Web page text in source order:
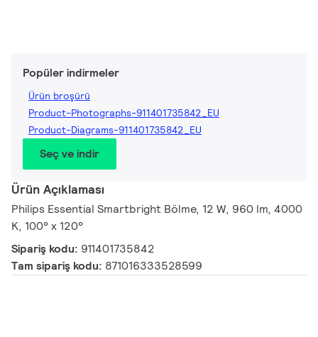
Popüler indirmeler
Ürün broşürü
Product-Photographs-911401735842_EU
Product-Diagrams-911401735842_EU
Seç ve indir
Ürün Açıklaması
Philips Essential Smartbright Bölme, 12 W, 960 lm, 4000
K, 100° x 120°
Sipariş kodu: 911401735842
Tam sipariş kodu: 871016333528599